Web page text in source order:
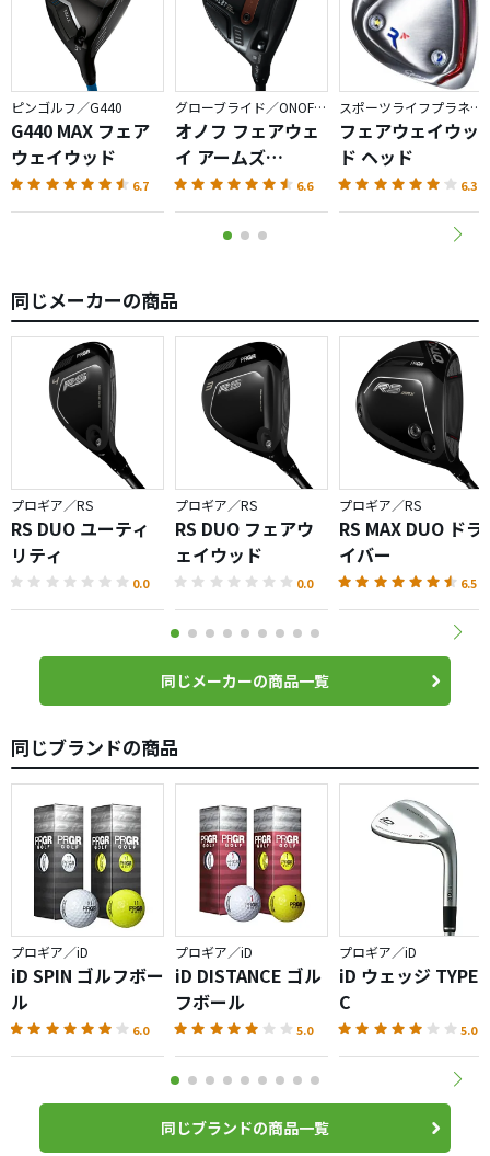
ピンゴルフ／G440
G440 MAX フェア
ウェイウッド
6.7
グローブライド／ONOFF AKA
オノフ フェアウェ
イ アームズ
AKA（2026）
6.6
スポーツライフプラネッツ／RODDIO
フェアウェイウッ
ド ヘッド
6.3
同じメーカーの商品
プロギア／RS
RS DUO ユーティ
リティ
0.0
プロギア／RS
RS DUO フェアウ
ェイウッド
0.0
プロギア／RS
RS MAX DUO ドラ
イバー
6.5
同じメーカーの商品一覧
同じブランドの商品
プロギア／iD
iD SPIN ゴルフボー
ル
6.0
プロギア／iD
iD DISTANCE ゴル
フボール
5.0
プロギア／iD
iD ウェッジ TYPE
C
5.0
同じブランドの商品一覧